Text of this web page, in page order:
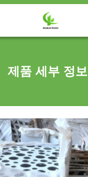
제품 세부 정보